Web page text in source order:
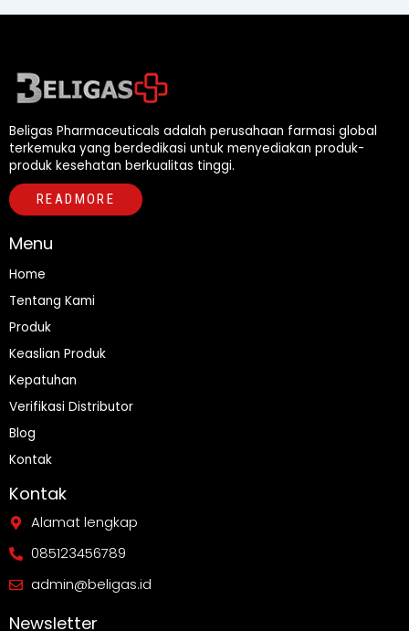
Beligas Pharmaceuticals adalah perusahaan farmasi global
terkemuka yang berdedikasi untuk menyediakan produk-
produk kesehatan berkualitas tinggi.
READMORE
Menu
Home
Tentang Kami
Produk
Keaslian Produk
Kepatuhan
Verifikasi Distributor
Blog
Kontak
Kontak
Alamat lengkap
085123456789
admin@beligas.id
Newsletter